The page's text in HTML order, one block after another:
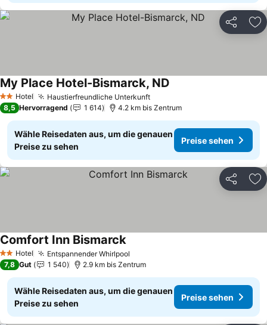
Teilen
2 Sterne
Hotel Haustierfreundliche UnterkunftPreise sehen
My Place Hotel-Bismarck, ND
8,5 Hervorragend 1 614 4.2 km bis Zentrum
Wähle Reisedaten aus, um die genauen
Preise zu sehen
Preise sehen
Teilen
2 Sterne
Hotel Entspannender Whirlpool
Comfort Inn BismarckPreise sehen
7,8 Gut 1 540 2.9 km bis Zentrum
Wähle Reisedaten aus, um die genauen
Preise zu sehen
Preise sehen